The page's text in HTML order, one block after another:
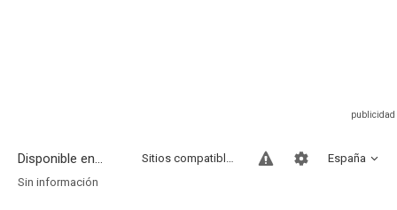
Disponible en... España
Sitios compatibles
Sin información